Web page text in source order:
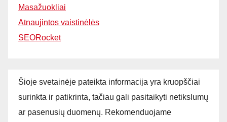
Masažuokliai
Atnaujintos vaistinėlės
SEORocket
Šioje svetainėje pateikta informacija yra kruopščiai
surinkta ir patikrinta, tačiau gali pasitaikyti netikslumų
ar pasenusių duomenų. Rekomenduojame